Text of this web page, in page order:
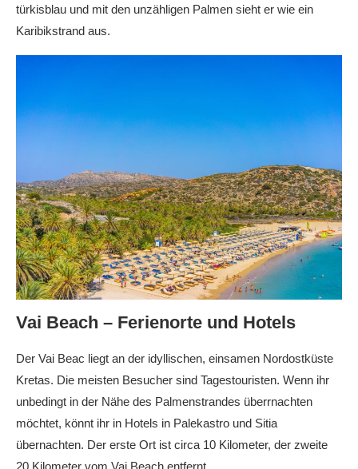
türkisblau und mit den unzähligen Palmen sieht er wie ein
Karibikstrand aus.
Vai Beach – Ferienorte und Hotels
Der Vai Beac liegt an der idyllischen, einsamen Nordostküste
Kretas. Die meisten Besucher sind Tagestouristen. Wenn ihr
unbedingt in der Nähe des Palmenstrandes überrnachten
möchtet, könnt ihr in Hotels in Palekastro und Sitia
übernachten. Der erste Ort ist circa 10 Kilometer, der zweite
20 Kilometer vom Vai Beach entfernt.